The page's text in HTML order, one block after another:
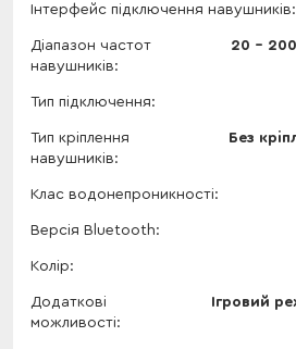
Інтерфейс підключення навушників
Діапазон частот
навушників
20 -
Тип підключення
Тип кріплення
навушників
Без
Клас водонепроникності
Версія Bluetooth
Колір
Додаткові
можливості
Ігровий